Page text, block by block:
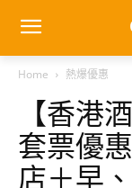
Home 熱爆優惠
【香港
套票優
店＋早